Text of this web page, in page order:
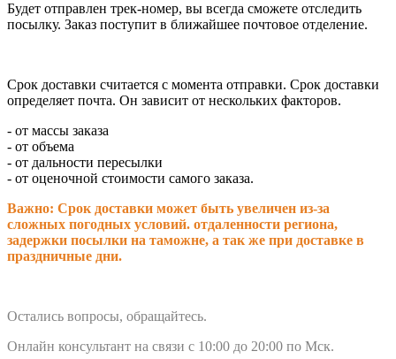
Будет отправлен трек-номер, вы всегда сможете отследить
посылку. Заказ поступит в ближайшее почтовое отделение.
Срок доставки считается с момента отправки. Срок доставки
определяет почта. Он зависит от нескольких факторов.
- от массы заказа
- от объема
- от дальности пересылки
- от оценочной стоимости самого заказа.
Важно: Срок доставки может быть увеличен из-за
сложных погодных условий. отдаленности региона,
задержки посылки на таможне, а так же при доставке в
праздничные дни.
Остались вопросы, обращайтесь.
Онлайн консультант на связи с 10:00 до 20:00 по Мск.